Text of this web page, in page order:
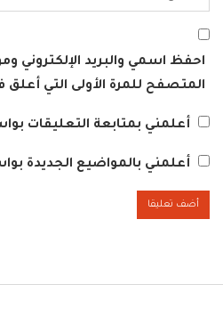
احفظ اسمي والبريد الإلكتروني
المتصفح للمرة الأولى التي أعلق
أعلمني بمتابعة التعليقات
أعلمني بالمواضيع الجديدة